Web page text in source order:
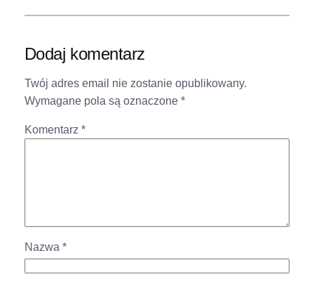
Dodaj komentarz
Twój adres email nie zostanie opublikowany.
Wymagane pola są oznaczone *
Komentarz *
Nazwa *